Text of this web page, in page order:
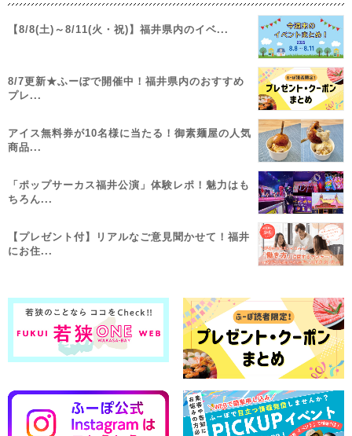
【8/8(土)～8/11(火・祝)】福井県内のイベ...
8/7更新★ふーぽで開催中！福井県内のおすすめ
プレ...
アイス無料券が10名様に当たる！御素麺屋の人気
商品...
「ポップサーカス福井公演」体験レポ！魅力はも
ちろん...
【プレゼント付】リアルなご意見聞かせて！福井
にお住...